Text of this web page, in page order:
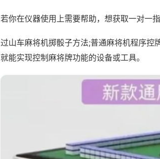
若你在仪器使用上需要帮助，想获取一对一
过山车麻将机掷骰子方法;普通麻将机程序控
就能实现控制麻将牌功能的设备或工具。